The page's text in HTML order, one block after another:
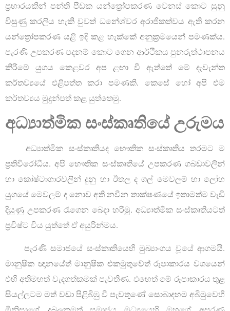
ප්‍රහාරයකින් පන්ති පීඩක යන්ත්‍රෝපකරණ වෙනස් කොට සුනු
විසුණු කරලිය හැකි වුවත් ධනේශ්වර අරාජිකත්වය ඇති කරන
යන්ත්‍රෝපකරණ යළි ඉදි කළ හැක්කේ අනුක්‍රමයෙන් පමණක්ය.
පැරණි උපකරණ පදනම් කොට ගෙන ආර්ථිකය පුනරුත්ථාපනය
කිරීමේ යුගය කෙළවර අප ළඟා වී ඇත්තේ මේ දැවැන්ත
කර්තව්‍යයේ එළිපත්ත කරා පමණකි. කෙසේ හෝ අපි එම
කර්තව්‍යය මුදුන්පත් කළ යුත්තෙමු.
අධ්‍යාත්මික සංස්කෘතියේ උරුමය
අධ්‍යාත්මික සංස්කෘතියද භෞතික සංස්කෘතිය තරමට ම
ප්‍රතිවිරෝධීය. අපි භෞතික සංස්කෘතියේ උපකරණ ගබඩාවලින්
හා කෝෂ්ටාගාරවලින් දුනු හා ඊතල ද ගල් මෙවලම් හා ලෝහ
යුගයේ මෙවලම් ද නොව අති නවීන තාක්ෂණයේ ඉතාමත්ම වැඩි
දියුණු උපකරණ රැගෙන බෙදා හරිමු. අධ්‍යාත්මික සංස්කෘතියටත්
ප්‍රවිෂ්ට විය යුත්තේ ඒ අයුරින්මය.
පැරණි සමාජයේ සංස්කෘතියෙහි මුඛ්‍යාංගය වූයේ ආගමයි.
මානුෂික ඥානයේත් මානුෂික එකමුතුවේත් රූපාකාරය වශයෙන්
එහි අතිමහත් වැදගත්කමක් පැවතිණ. එහෙත් මේ රූපාකාරය තුළ
සියල්ලටම මත් වඩා පිළිබිඹු වී පැවතුණේ සොබාදහම අබිමුවෙහි